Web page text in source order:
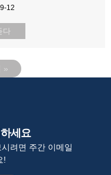
12
다
»
세요
려면 주간 이메일
!